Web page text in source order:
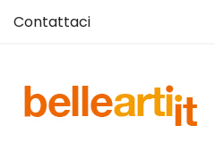
Contattaci